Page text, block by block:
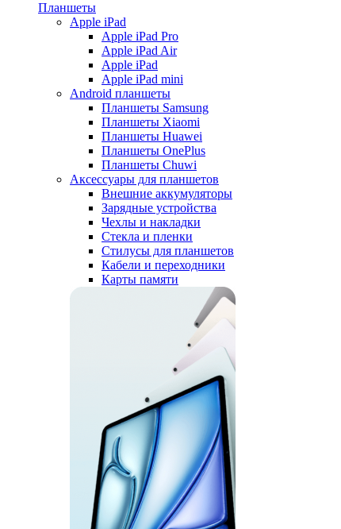
Планшеты
Apple iPad
Apple iPad Pro
Apple iPad Air
Apple iPad
Apple iPad mini
Android планшеты
Планшеты Samsung
Планшеты Xiaomi
Планшеты Huawei
Планшеты OnePlus
Планшеты Chuwi
Аксессуары для планшетов
Внешние аккумуляторы
Зарядные устройства
Чехлы и накладки
Стекла и пленки
Стилусы для планшетов
Кабели и переходники
Карты памяти